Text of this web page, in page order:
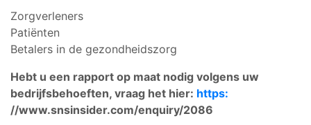
Zorgverleners
Patiënten
Betalers in de gezondheidszorg
Hebt u een rapport op maat nodig volgens uw
bedrijfsbehoeften, vraag het hier: https:
//www.snsinsider.com/enquiry/2086